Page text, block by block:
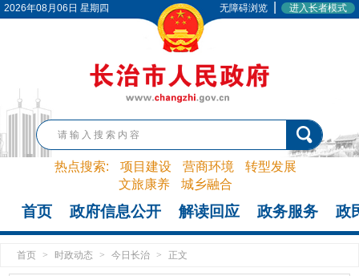
2026年08月06日 星期四 无障碍浏览 进入长者模式
热点搜索: 项目建设 营商环境
转型发展
文旅康养
城乡融合
首页 政府信息公开 解读回应 政务服务 政
首页 > 时政动态 > 今日长治 > 正文